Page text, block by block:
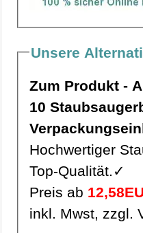
Unsere
Zum Produkt -
10 Staubsaugerbeutel, Staubbeutel A13Mic pro
Hochwertiger
Top-Qualität.✓
Preis ab
inkl. Mwst, zzgl.